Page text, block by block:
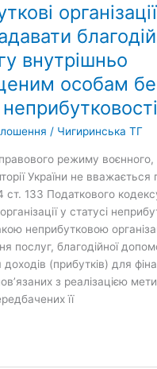
внутрішньо
особам
/ Чигиринська ТГ
правового режиму
України не
ст. 133 Податкового
у статусі
неприбутковою
послуг, благодійної
(прибутків) для
з реалізацією
її